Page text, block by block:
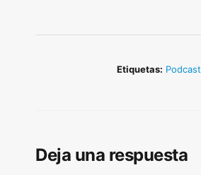
Etiquetas: Podcast
Deja una respuesta